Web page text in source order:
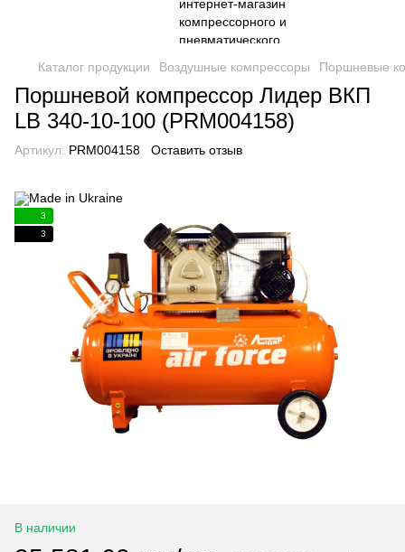
Каталог продукции Воздушные компрессоры Поршневые
Поршневой компрессор Лидер ВКП
LB 340-10-100 (PRM004158)
Артикул: PRM004158 Оставить отзыв
3
3
В наличии